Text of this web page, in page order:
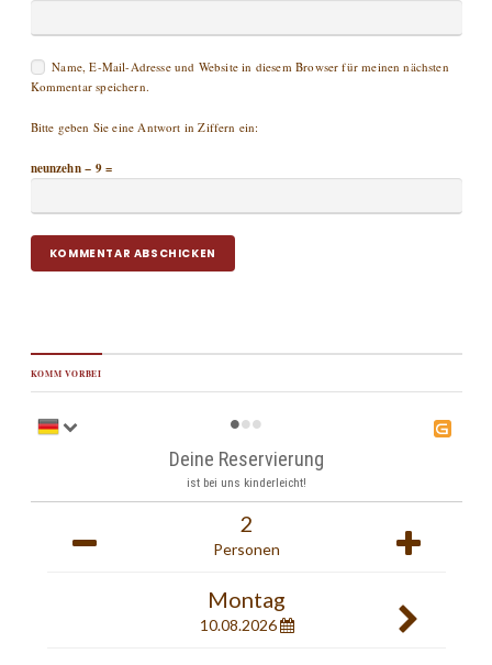
Name, E-Mail-Adresse und Website in diesem Browser für meinen nächsten
Kommentar speichern.
Bitte geben Sie eine Antwort in Ziffern ein:
neunzehn − 9 =
KOMM VORBEI